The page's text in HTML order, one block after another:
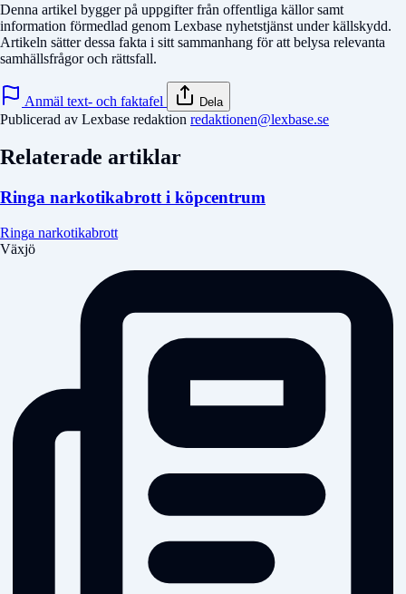
Denna artikel bygger på uppgifter från offentliga källor samt
information förmedlad genom Lexbase nyhetstjänst under källskydd.
Artikeln sätter dessa fakta i sitt sammanhang för att belysa relevanta
samhällsfrågor och rättsfall.
Anmäl text- och faktafel Dela
Publicerad av Lexbase redaktion redaktionen@lexbase.se
Relaterade artiklar
Ringa narkotikabrott i köpcentrum
Ringa narkotikabrott
Växjö